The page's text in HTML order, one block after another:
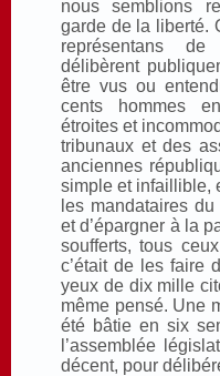
nous semblions
garde de la liberté.
représentans
délibèrent
être vus ou
cents hommes
étroites et
tribunaux et des
anciennes
simple et infaillible,
les mandataires
et d’épargner à la
soufferts, tous
c’était de les faire
yeux de dix mille
même pensé. Une
été bâtie en six
l’assemblée
décent, pour